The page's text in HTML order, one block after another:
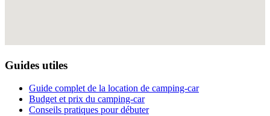
Guides utiles
Guide complet de la location de camping-car
Budget et prix du camping-car
Conseils pratiques pour débuter